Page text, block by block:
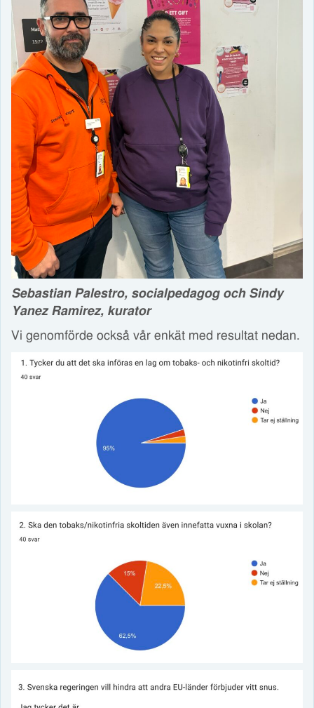
Sebastian Palestro, socialpedagog och Sindy
Yanez Ramirez, kurator
Vi genomförde också vår enkät med resultat nedan.